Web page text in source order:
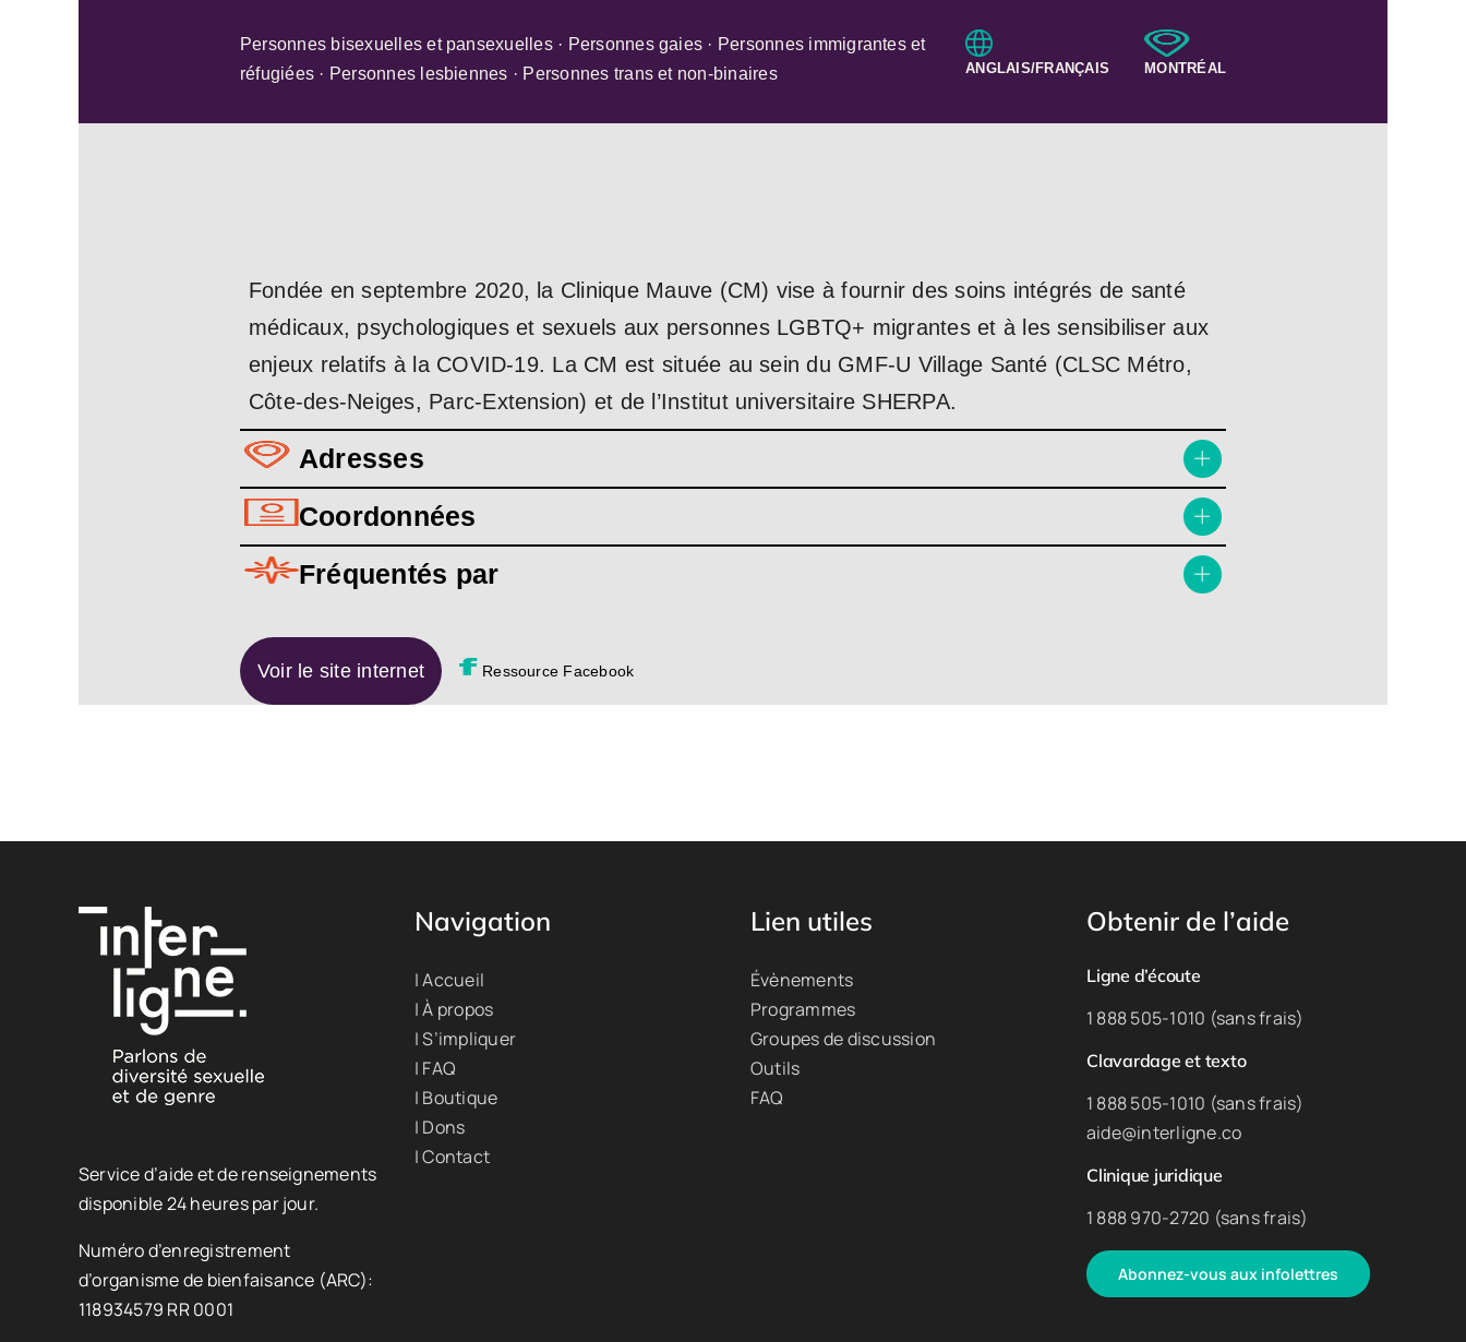
Personnes bisexuelles et pansexuelles · Personnes gaies · Personnes immigrantes et
réfugiées · Personnes lesbiennes · Personnes trans et non-binaires
ANGLAIS/FRANÇAIS MONTRÉAL
Fondée en septembre 2020, la Clinique Mauve (CM) vise à fournir des soins intégrés de santé
médicaux, psychologiques et sexuels aux personnes LGBTQ+ migrantes et à les sensibiliser aux
enjeux relatifs à la COVID-19. La CM est située au sein du GMF-U Village Santé (CLSC Métro,
Côte-des-Neiges, Parc-Extension) et de l’Institut universitaire SHERPA.
Adresses
Coordonnées
Fréquentés par
Voir le site internet Ressource Facebook
Service d’aide et de renseignements
disponible 24 heures par jour.
Numéro d’enregistrement
d’organisme de bienfaisance (ARC):
118934579 RR 0001
Navigation
| Accueil
| À propos
| S’impliquer
| FAQ
| Boutique
| Dons
| Contact
Lien utiles
Évènements
Programmes
Groupes de discussion
Outils
FAQ
Obtenir de l’aide
Ligne d’écoute
1 888 505-1010 (sans frais)
Clavardage et texto
1 888 505-1010 (sans frais)
aide@interligne.co
Clinique juridique
1 888 970-2720 (sans frais)
Abonnez-vous aux infolettres